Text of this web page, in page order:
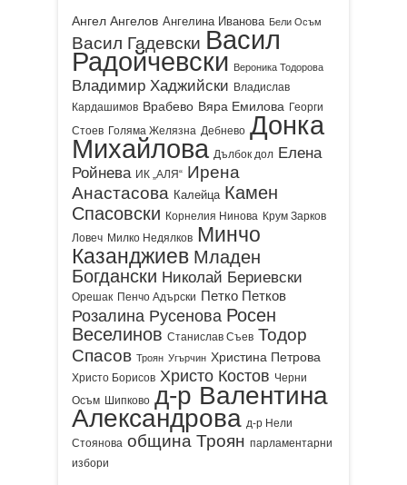
Ангел Ангелов Ангелина Иванова Бели Осъм
Васил Гадевски Васил
Радойчевски Вероника Тодорова
Владимир Хаджийски Владислав
Кардашимов Врабево Вяра Емилова Георги
Стоев Голяма Желязна Дебнево Донка
Михайлова Дълбок дол Елена
Ройнева ИК „АЛЯ“ Ирена
Анастасова Калейца Камен
Спасовски Корнелия Нинова Крум Зарков
Ловеч Милко Недялков Минчо
Казанджиев Младен
Богдански Николай Бериевски
Орешак Пенчо Адърски Петко Петков
Розалина Русенова Росен
Веселинов Станислав Съев Тодор
Спасов Троян Угърчин Христина Петрова
Христо Борисов Христо Костов Черни
Осъм
Шипково д-р Валентина
Александрова д-р Нели
Стоянова община Троян парламентарни
избори